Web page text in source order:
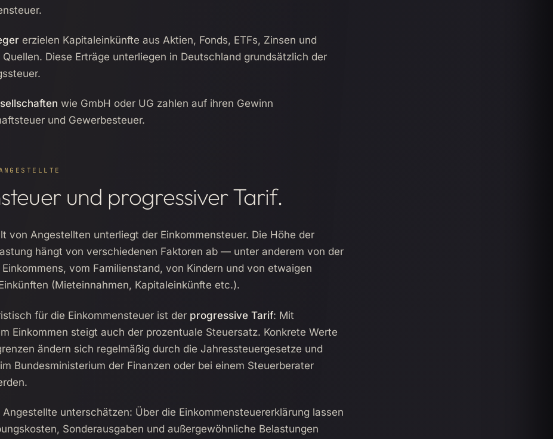
erzielen Kapitaleinkünfte aus Aktien, Fonds, ETFs, Zinsen und
Diese Erträge unterliegen in Deutschland grundsätzlich der
wie GmbH oder UG zahlen auf ihren Gewinn
und Gewerbesteuer.
und progressiver Tarif.
von Angestellten unterliegt der Einkommensteuer. Die Höhe der
hängt von verschiedenen Faktoren ab — unter anderem von der
vom Familienstand, von Kindern und von etwaigen
(Mieteinnahmen, Kapitaleinkünfte etc.).
für die Einkommensteuer ist der progressive Tarif: Mit
Einkommen steigt auch der prozentuale Steuersatz. Konkrete Werte
ändern sich regelmäßig durch die Jahressteuergesetze und
Bundesministerium der Finanzen oder bei einem Steuerberater
Angestellte unterschätzen: Über die Einkommensteuererklärung lassen
Sonderausgaben und außergewöhnliche Belastungen